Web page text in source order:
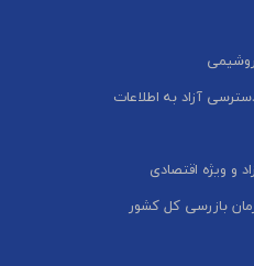
آزاد به اطلاعات
و ویژه اقتصادی
بازرسی کل کشور